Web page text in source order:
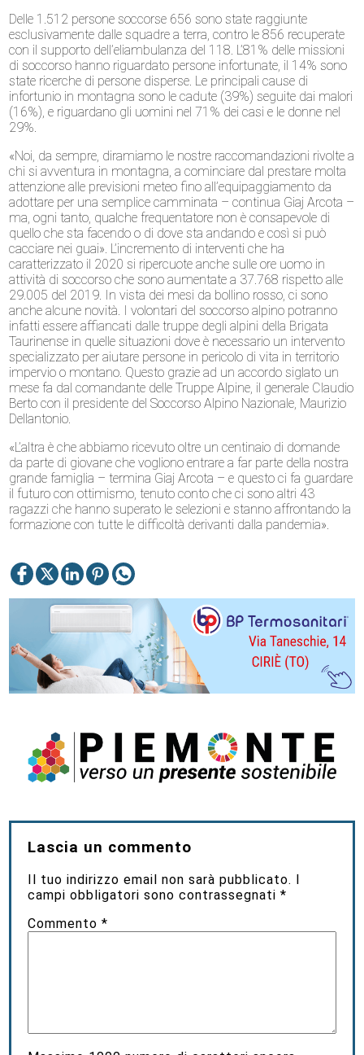
Delle 1.512 persone soccorse 656 sono state raggiunte
esclusivamente dalle squadre a terra, contro le 856 recuperate
con il supporto dell’eliambulanza del 118. L’81% delle missioni
di soccorso hanno riguardato persone infortunate, il 14% sono
state ricerche di persone disperse. Le principali cause di
infortunio in montagna sono le cadute (39%) seguite dai malori
(16%), e riguardano gli uomini nel 71% dei casi e le donne nel
29%.
«Noi, da sempre, diramiamo le nostre raccomandazioni rivolte a
chi si avventura in montagna, a cominciare dal prestare molta
attenzione alle previsioni meteo fino all’equipaggiamento da
adottare per una semplice camminata – continua Giaj Arcota –
ma, ogni tanto, qualche frequentatore non è consapevole di
quello che sta facendo o di dove sta andando e così si può
cacciare nei guai». L’incremento di interventi che ha
caratterizzato il 2020 si ripercuote anche sulle ore uomo in
attività di soccorso che sono aumentate a 37.768 rispetto alle
29.005 del 2019. In vista dei mesi da bollino rosso, ci sono
anche alcune novità. I volontari del soccorso alpino potranno
infatti essere affiancati dalle truppe degli alpini della Brigata
Taurinense in quelle situazioni dove è necessario un intervento
specializzato per aiutare persone in pericolo di vita in territorio
impervio o montano. Questo grazie ad un accordo siglato un
mese fa dal comandante delle Truppe Alpine, il generale Claudio
Berto con il presidente del Soccorso Alpino Nazionale, Maurizio
Dellantonio.
«L’altra è che abbiamo ricevuto oltre un centinaio di domande
da parte di giovane che vogliono entrare a far parte della nostra
grande famiglia – termina Giaj Arcota – e questo ci fa guardare
il futuro con ottimismo, tenuto conto che ci sono altri 43
ragazzi che hanno superato le selezioni e stanno affrontando la
formazione con tutte le difficoltà derivanti dalla pandemia».
Lascia un commento
Il tuo indirizzo email non sarà pubblicato. I
campi obbligatori sono contrassegnati*
Commento*